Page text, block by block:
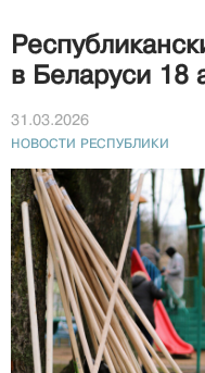
в Беларуси 18
31.03.2026
НОВОСТИ РЕСПУБЛИКИ